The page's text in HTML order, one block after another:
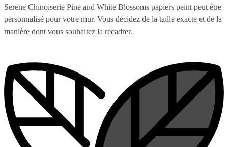
Serene Chinoiserie Pine and White Blossoms papiers peint peut être
personnalisé pour votre mur. Vous décidez de la taille exacte et de la
manière dont vous souhaitez la recadrer.